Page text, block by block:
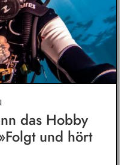
das Hobby
und hört